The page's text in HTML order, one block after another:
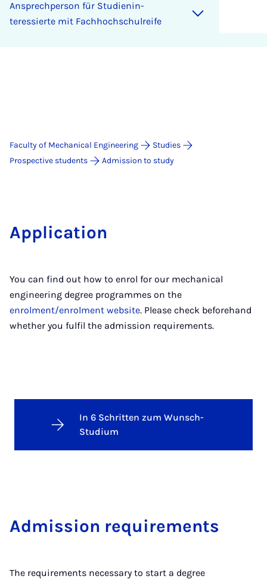
An­s­prech­per­son für Stud­i­en­in­
teressierte mit Fach­hoch­schulre­ife
Faculty of Mechanical Engineering
Studies
Prospective students
Admission to study
Application
You can find out how to enrol for our mechanical
engineering degree programmes on the
enrolment/enrolment website. Please check beforehand
whether you fulfil the admission requirements.
In 6 Schritten zum Wunsch-
Studium
Ad­mis­sion re­quire­ments
The requirements necessary to start a degree